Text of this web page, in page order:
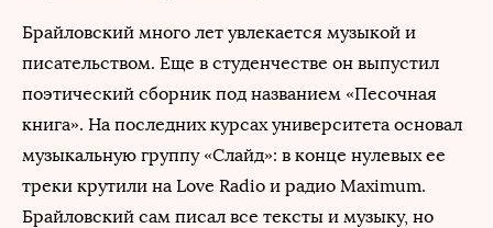
Брайловский много лет увлекается музыкой и
писательством. Еще в студенчестве он выпустил
поэтический сборник под названием «Песочная
книга». На последних курсах университета основал
музыкальную группу «Слайд»: в конце нулевых ее
треки крутили на Love Radio и радио Maximum.
Брайловский сам писал все тексты и музыку, но